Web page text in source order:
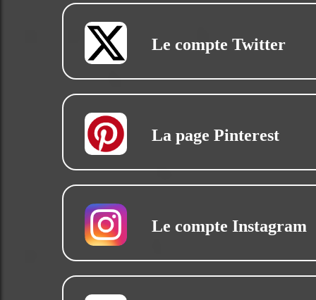
Le compte Twitter
La page Pinterest
Le compte Instagram